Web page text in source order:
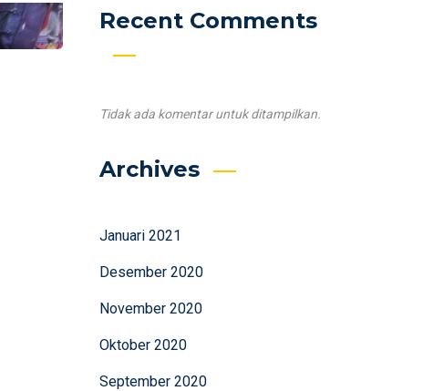
Recent Comments
Tidak ada komentar untuk ditampilkan.
Archives
Januari 2021
Desember 2020
November 2020
Oktober 2020
September 2020